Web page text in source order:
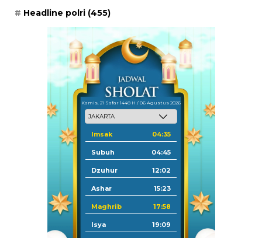
Headline polri (455)
Kamis, 21 Safar 1448 H / 06 Agustus 2026
Imsak 04:35
Subuh 04:45
Dzuhur 12:02
Ashar 15:23
Maghrib 17:58
Isya 19:09